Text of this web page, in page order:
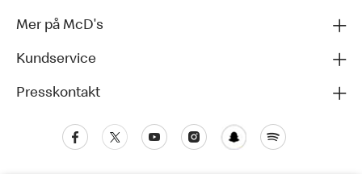
Mer på McD's
Kundservice
Presskontakt